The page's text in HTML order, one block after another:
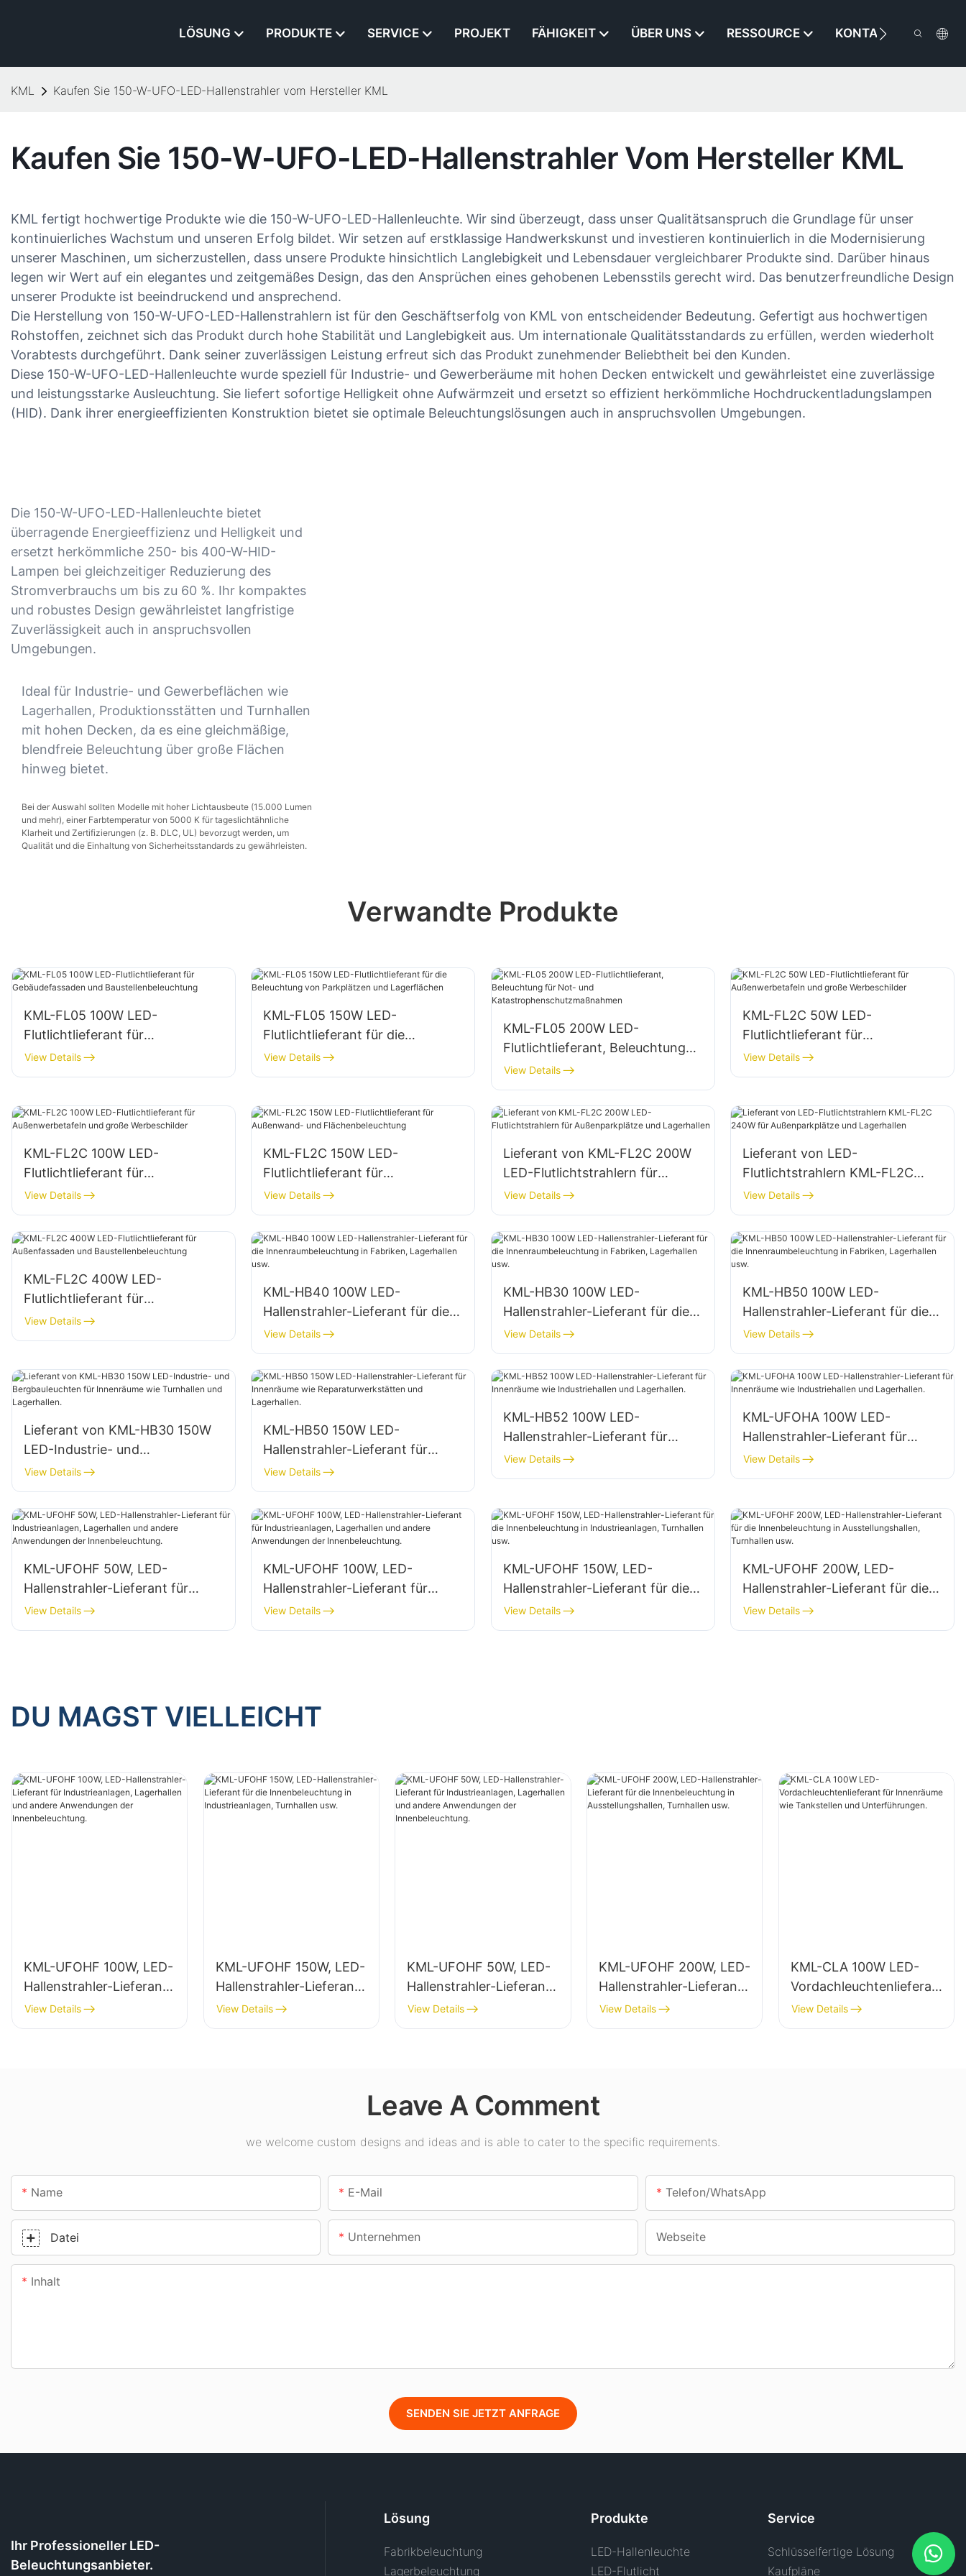
LÖSUNG PRODUKTE SERVICE PROJEKT FÄHIGKEIT ÜBER UNS RESSOURCE KONTAKTIEREN SIE
KML Kaufen Sie 150-W-UFO-LED-Hallenstrahler vom Hersteller KML
Kaufen Sie 150-W-UFO-LED-Hallenstrahler Vom Hersteller KML
KML fertigt hochwertige Produkte wie die 150-W-UFO-LED-Hallenleuchte. Wir sind überzeugt, dass unser Qualitätsanspruch die Grundlage für unser
kontinuierliches Wachstum und unseren Erfolg bildet. Wir setzen auf erstklassige Handwerkskunst und investieren kontinuierlich in die Modernisierung
unserer Maschinen, um sicherzustellen, dass unsere Produkte hinsichtlich Langlebigkeit und Lebensdauer vergleichbarer Produkte sind. Darüber hinaus
legen wir Wert auf ein elegantes und zeitgemäßes Design, das den Ansprüchen eines gehobenen Lebensstils gerecht wird. Das benutzerfreundliche Design
unserer Produkte ist beeindruckend und ansprechend.
Die Herstellung von 150-W-UFO-LED-Hallenstrahlern ist für den Geschäftserfolg von KML von entscheidender Bedeutung. Gefertigt aus hochwertigen
Rohstoffen, zeichnet sich das Produkt durch hohe Stabilität und Langlebigkeit aus. Um internationale Qualitätsstandards zu erfüllen, werden wiederholt
Vorabtests durchgeführt. Dank seiner zuverlässigen Leistung erfreut sich das Produkt zunehmender Beliebtheit bei den Kunden.
Diese 150-W-UFO-LED-Hallenleuchte wurde speziell für Industrie- und Gewerberäume mit hohen Decken entwickelt und gewährleistet eine zuverlässige
und leistungsstarke Ausleuchtung. Sie liefert sofortige Helligkeit ohne Aufwärmzeit und ersetzt so effizient herkömmliche Hochdruckentladungslampen
(HID). Dank ihrer energieeffizienten Konstruktion bietet sie optimale Beleuchtungslösungen auch in anspruchsvollen Umgebungen.
Die 150-W-UFO-LED-Hallenleuchte bietet
überragende Energieeffizienz und Helligkeit und
ersetzt herkömmliche 250- bis 400-W-HID-
Lampen bei gleichzeitiger Reduzierung des
Stromverbrauchs um bis zu 60 %. Ihr kompaktes
und robustes Design gewährleistet langfristige
Zuverlässigkeit auch in anspruchsvollen
Umgebungen.
Ideal für Industrie- und Gewerbeflächen wie
Lagerhallen, Produktionsstätten und Turnhallen
mit hohen Decken, da es eine gleichmäßige,
blendfreie Beleuchtung über große Flächen
hinweg bietet.
Bei der Auswahl sollten Modelle mit hoher Lichtausbeute (15.000 Lumen
und mehr), einer Farbtemperatur von 5000 K für tageslichtähnliche
Klarheit und Zertifizierungen (z. B. DLC, UL) bevorzugt werden, um
Qualität und die Einhaltung von Sicherheitsstandards zu gewährleisten.
Verwandte Produkte
KML-FL05 100W LED-
Flutlichtlieferant für
Gebäudefassaden und
Baustellenbeleuchtung
View Details
KML-FL05 150W LED-
Flutlichtlieferant für die
Beleuchtung von Parkplätzen
und Lagerflächen
View Details
KML-FL05 200W LED-
Flutlichtlieferant, Beleuchtung
für Not- und
Katastrophenschutzmaßnahme
n
View Details
KML-FL2C 50W LED-
Flutlichtlieferant für
Außenwerbetafeln und große
Werbeschilder
View Details
KML-FL2C 100W LED-
Flutlichtlieferant für
Außenwerbetafeln und große
Werbeschilder
View Details
KML-FL2C 150W LED-
Flutlichtlieferant für
Außenwand- und
Flächenbeleuchtung
View Details
Lieferant von KML-FL2C 200W
LED-Flutlichtstrahlern für
Außenparkplätze und
Lagerhallen
View Details
Lieferant von LED-
Flutlichtstrahlern KML-FL2C
240W für Außenparkplätze und
Lagerhallen
View Details
KML-FL2C 400W LED-
Flutlichtlieferant für
Außenfassaden und
Baustellenbeleuchtung
View Details
KML-HB40 100W LED-
Hallenstrahler-Lieferant für die
Innenraumbeleuchtung in
Fabriken, Lagerhallen usw.
View Details
KML-HB30 100W LED-
Hallenstrahler-Lieferant für die
Innenraumbeleuchtung in
Fabriken, Lagerhallen usw.
View Details
KML-HB50 100W LED-
Hallenstrahler-Lieferant für die
Innenraumbeleuchtung in
Fabriken, Lagerhallen usw.
View Details
Lieferant von KML-HB30 150W
LED-Industrie- und
Bergbauleuchten für
Innenräume wie Turnhallen und
Lagerhallen.
View Details
KML-HB50 150W LED-
Hallenstrahler-Lieferant für
Innenräume wie
Reparaturwerkstätten und
Lagerhallen.
View Details
KML-HB52 100W LED-
Hallenstrahler-Lieferant für
Innenräume wie Industriehallen
und Lagerhallen.
View Details
KML-UFOHA 100W LED-
Hallenstrahler-Lieferant für
Innenräume wie Industriehallen
und Lagerhallen.
View Details
KML-UFOHF 50W, LED-
Hallenstrahler-Lieferant für
Industrieanlagen, Lagerhallen
und andere Anwendungen der
View Details
KML-UFOHF 100W, LED-
Hallenstrahler-Lieferant für
Industrieanlagen, Lagerhallen
und andere Anwendungen der
View Details
KML-UFOHF 150W, LED-
Hallenstrahler-Lieferant für die
Innenbeleuchtung in
Industrieanlagen, Turnhallen
View Details
KML-UFOHF 200W, LED-
Hallenstrahler-Lieferant für die
Innenbeleuchtung in
Ausstellungshallen, Turnhallen
View Details
DU MAGST VIELLEICHT
KML-UFOHF 100W, LED-
Hallenstrahler-Lieferant
für Industrieanlagen,
Lagerhallen und andere
View Details
KML-UFOHF 150W, LED-
Hallenstrahler-Lieferant
für die
Innenbeleuchtung in
View Details
KML-UFOHF 50W, LED-
Hallenstrahler-Lieferant
für Industrieanlagen,
Lagerhallen und andere
View Details
KML-UFOHF 200W, LED-
Hallenstrahler-Lieferant
für die
Innenbeleuchtung in
View Details
KML-CLA 100W LED-
Vordachleuchtenlieferan
t für Innenräume wie
Tankstellen und
View Details
Leave A Comment
we welcome custom designs and ideas and is able to cater to the specific requirements.
Name E-Mail Telefon/WhatsApp
Datei Unternehmen Webseite
Inhalt
SENDEN SIE JETZT ANFRAGE
Ihr Professioneller LED-
Beleuchtungsanbieter.
Lösung
Fabrikbeleuchtung
Lagerbeleuchtung
Produkte
LED-Hallenleuchte
LED-Flutlicht
Service
Schlüsselfertige Lösung
Kaufpläne